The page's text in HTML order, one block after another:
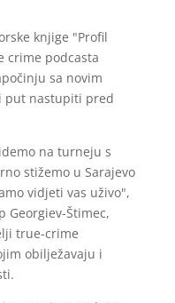
knjige "Profil
crime podcasta
sa novim
put nastupiti pred
na turneju s
stižemo u Sarajevo
vidjeti vas uživo",
Georgiev-Štimec,
true-crime
obilježavaju i